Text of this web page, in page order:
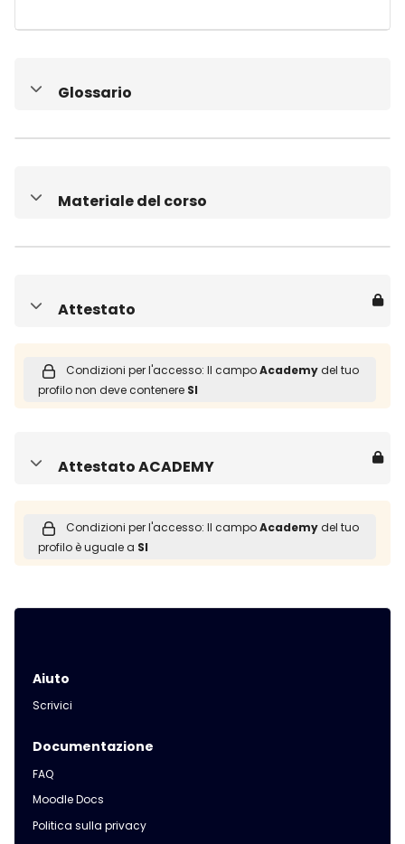
Minimizza
Glossario
Minimizza
Materiale del corso
Minimizza
Attestato
Condizioni per l'accesso: Il campoAcademydel tuo
profilo non deve contenere SI
Minimizza
Attestato ACADEMY
Condizioni per l'accesso: Il campoAcademydel tuo
profilo è uguale a SI
Blocchi
Blocchi
Aiuto
Scrivici
Documentazione
FAQ
Moodle Docs
Politica sulla privacy